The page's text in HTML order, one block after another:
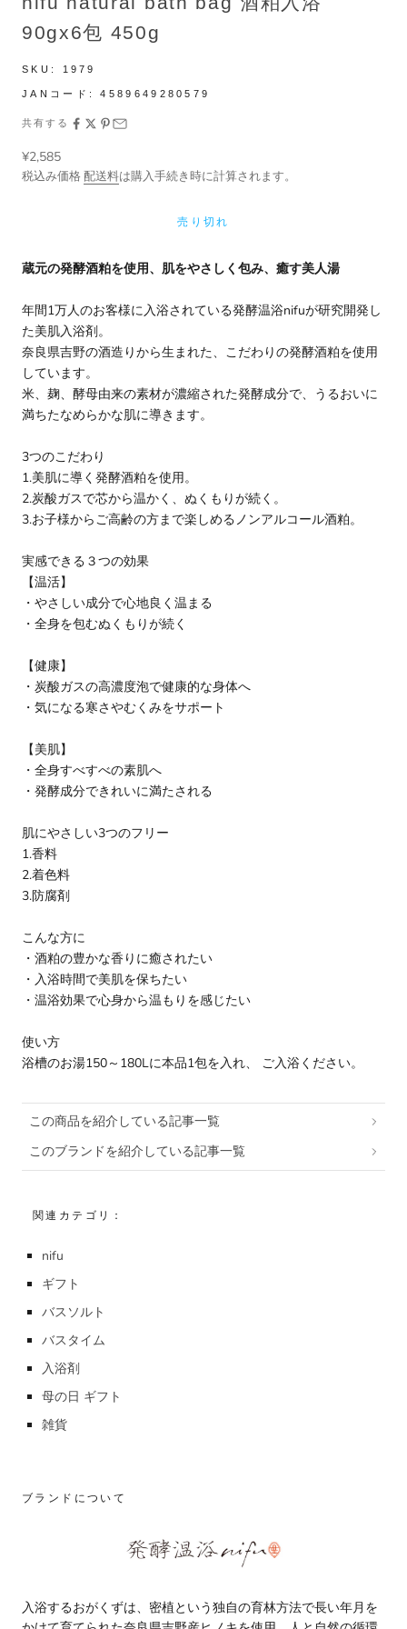
90gx6包 450g
SKU: 1979
JANコード:4589649280579
共有する
セール価格
¥2,585
税込み価格配送料は購入手続き時に計算されます。
売り切れ
蔵元の発酵酒粕を使用、肌をやさしく包み、癒す美人湯
年間1万人のお客様に入浴されている発酵温浴nifuが研究開発し
た美肌入浴剤。
奈良県吉野の酒造りから生まれた、こだわりの発酵酒粕を使用
しています。
米、麹、酵母由来の素材が濃縮された発酵成分で、うるおいに
満ちたなめらかな肌に導きます。
3つのこだわり
1.美肌に導く発酵酒粕を使用。
2.炭酸ガスで芯から温かく、ぬくもりが続く。
3.お子様からご高齢の方まで楽しめるノンアルコール酒粕。
実感できる３つの効果
【温活】
・やさしい成分で心地良く温まる
・全身を包むぬくもりが続く
【健康】
・炭酸ガスの高濃度泡で健康的な身体へ
・気になる寒さやむくみをサポート
【美肌】
・全身すべすべの素肌へ
・発酵成分できれいに満たされる
肌にやさしい3つのフリー
1.香料
2.着色料
3.防腐剤
こんな方に
・酒粕の豊かな香りに癒されたい
・入浴時間で美肌を保ちたい
・温浴効果で心身から温もりを感じたい
使い方
浴槽のお湯150～180Lに本品1包を入れ、 ご入浴ください。
この商品を紹介している記事一覧
このブランドを紹介している記事一覧
関連カテゴリ：
nifu
ギフト
バスソルト
バスタイム
入浴剤
母の日 ギフト
雑貨
ブランドについて
入浴するおがくずは、密植という独自の育林方法で長い年月を